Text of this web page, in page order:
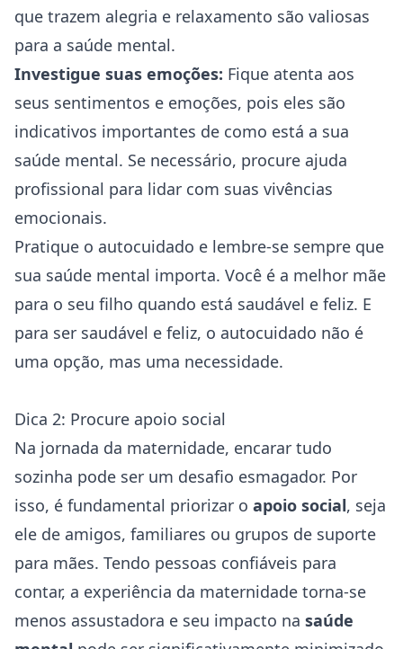
que trazem alegria e relaxamento são valiosas
para a saúde mental.
Investigue suas emoções: Fique atenta aos
seus sentimentos e emoções, pois eles são
indicativos importantes de como está a sua
saúde mental. Se necessário, procure ajuda
profissional para lidar com suas vivências
emocionais.
Pratique o autocuidado e lembre-se sempre que
sua saúde mental importa. Você é a melhor mãe
para o seu filho quando está saudável e feliz. E
para ser saudável e feliz, o autocuidado não é
uma opção, mas uma necessidade.
Dica 2: Procure apoio social
Na jornada da maternidade, encarar tudo
sozinha pode ser um desafio esmagador. Por
isso, é fundamental priorizar o apoio social, seja
ele de amigos, familiares ou grupos de suporte
para mães. Tendo pessoas confiáveis para
contar, a experiência da maternidade torna-se
menos assustadora e seu impacto na saúde